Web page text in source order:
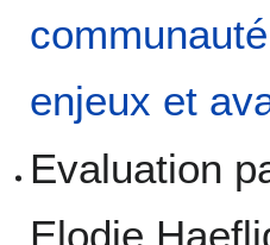
enjeux et
Evaluation
Elodie